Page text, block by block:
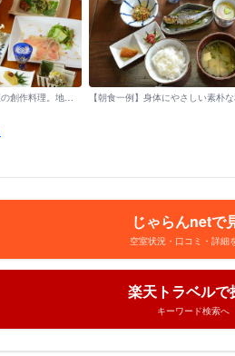
【夕食一例】手作りの和洋折衷の創作料理。地産地消、旬を大事にしたお料理の数々をご堪能下さい。
じゃらんnetで
空室状況・口コミ・詳細
楽天トラベルで
キーワード検索へ